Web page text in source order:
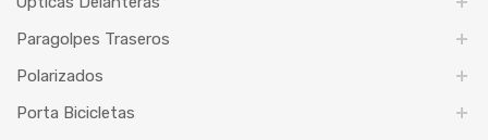
Paragolpes Traseros
Polarizados
Porta Bicicletas